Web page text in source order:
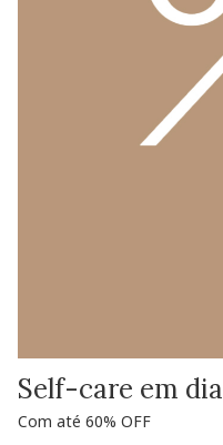
Self-care em dia
Com até 60% OFF